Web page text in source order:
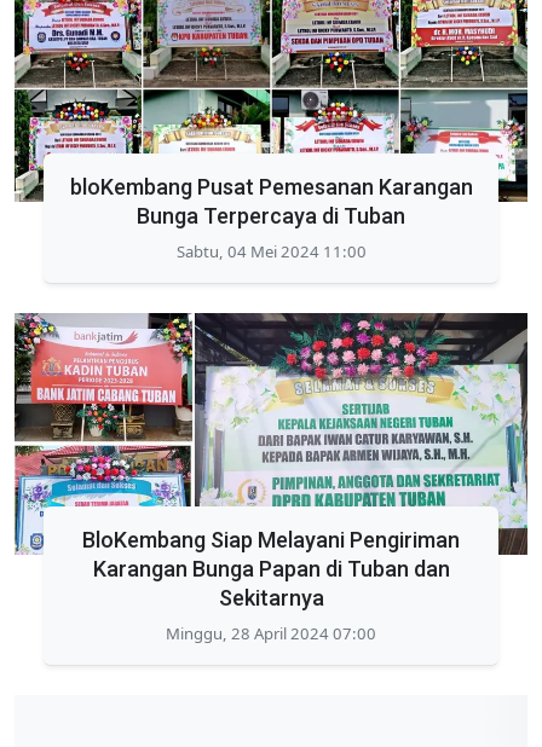
bloKembang Pusat Pemesanan Karangan
Bunga Terpercaya di Tuban
Sabtu, 04 Mei 2024 11:00
BloKembang Siap Melayani Pengiriman
Karangan Bunga Papan di Tuban dan
Sekitarnya
Minggu, 28 April 2024 07:00